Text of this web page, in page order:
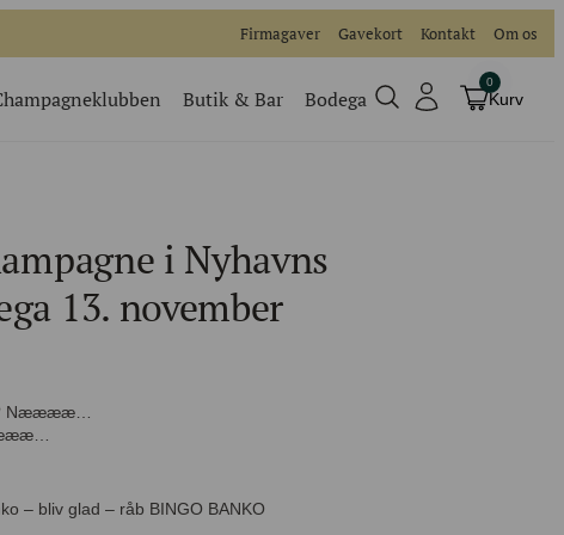
Firmagaver Gavekort Kontakt Om os
2
Køb billet
Køb billet til vores events
Butik & Bar Bodega
0
Kurv
i Nyhavns
13. november
Nææææ…
– bliv glad – råb BINGO BANKO